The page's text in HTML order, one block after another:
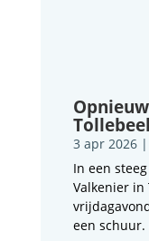
3 apr 2026|
In een
Valkenier in
een